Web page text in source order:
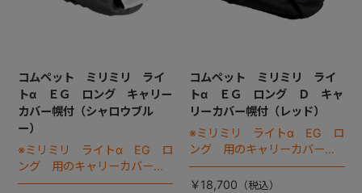
コムペット ミリミリ ライ
トα ＥＧ ロング キャリー
カバー幌付（シャロウブル
ー）
※ミリミリ ライトα EG ロ
ング 用のキャリーカバーで
す。
コムペット ミリミリ ライ
トα ＥＧ ロング Ｄ キャ
リーカバー幌付（レッド）
※ミリミリ ライトα EG ロ
ング 用のキャリーカバーで
す。
￥18,700